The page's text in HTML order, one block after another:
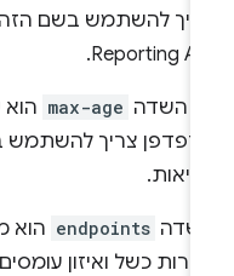
להשתמש בשם הזה
Reporting
השדה max-age הוא
צריך להשתמש
endpoints הוא
כשל ואיזון עומסים.